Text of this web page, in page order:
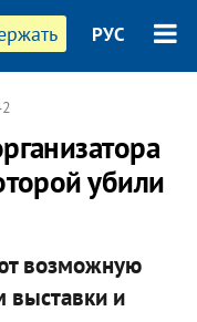
РУС
убили
возможную
выставки и